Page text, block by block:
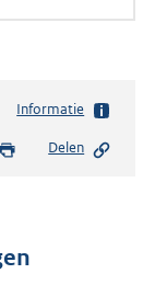
Informatie
Delen